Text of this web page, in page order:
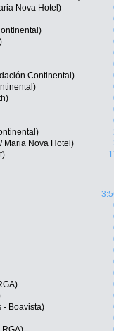
Nova Hotel)
Continental)
Maria Nova Hotel)
- Boavista)